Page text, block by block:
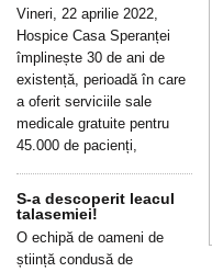
Vineri, 22 aprilie 2022,
Hospice Casa Speranței
împlinește 30 de ani de
existență, perioadă în care
a oferit serviciile sale
medicale gratuite pentru
45.000 de pacienți,
S-a descoperit leacul
talasemiei!
O echipă de oameni de
știință condusă de